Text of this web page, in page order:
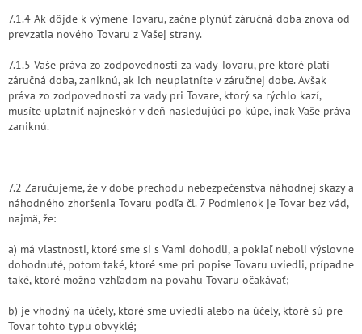
7.1.4 Ak dôjde k výmene Tovaru, začne plynúť záručná doba znova od
prevzatia nového Tovaru z Vašej strany.
7.1.5 Vaše práva zo zodpovednosti za vady Tovaru, pre ktoré platí
záručná doba, zaniknú, ak ich neuplatníte v záručnej dobe. Avšak
práva zo zodpovednosti za vady pri Tovare, ktorý sa rýchlo kazí,
musíte uplatniť najneskôr v deň nasledujúci po kúpe, inak Vaše práva
zaniknú.
7.2 Zaručujeme, že v dobe prechodu nebezpečenstva náhodnej skazy a
náhodného zhoršenia Tovaru podľa čl. 7 Podmienok je Tovar bez vád,
najmä, že:
a) má vlastnosti, ktoré sme si s Vami dohodli, a pokiaľ neboli výslovne
dohodnuté, potom také, ktoré sme pri popise Tovaru uviedli, prípadne
také, ktoré možno vzhľadom na povahu Tovaru očakávať;
b) je vhodný na účely, ktoré sme uviedli alebo na účely, ktoré sú pre
Tovar tohto typu obvyklé;